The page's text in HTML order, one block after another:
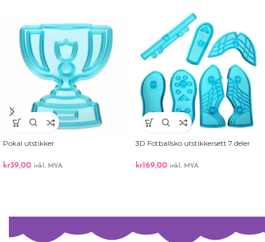
Pokal utstikker
kr39,00 inkl. MVA
3D Fotballsko utstikkersett 7 deler
kr169,00 inkl. MVA